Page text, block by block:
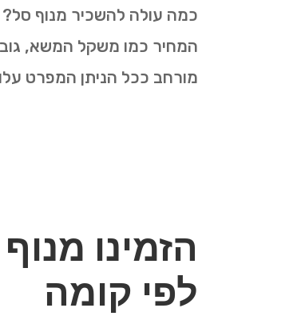
כמה עולה להשכיר מנוף
המחיר כמו משקל המשא,
מורחב ככל הניתן המפרט
הזמינו
לפי קומה